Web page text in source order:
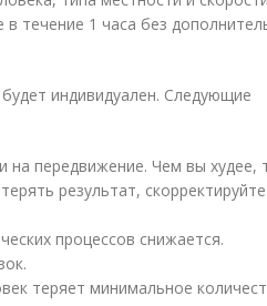
течение 1 часа без
индивидуален. Следующие
на передвижение. Чем вы худее,
результат, скорректируйте
процессов снижается.
теряет минимальное